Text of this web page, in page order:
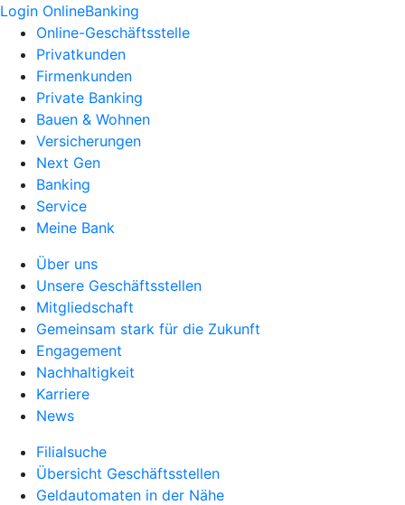
Login OnlineBanking
Online-Geschäftsstelle
Privatkunden
Firmenkunden
Private Banking
Bauen & Wohnen
Versicherungen
Next Gen
Banking
Service
Meine Bank
Über uns
Unsere Geschäftsstellen
Mitgliedschaft
Gemeinsam stark für die Zukunft
Engagement
Nachhaltigkeit
Karriere
News
Filialsuche
Übersicht Geschäftsstellen
Geldautomaten in der Nähe